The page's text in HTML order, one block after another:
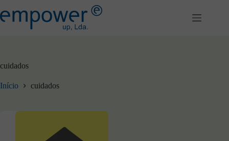
para
o
cuidados
Início cuidados